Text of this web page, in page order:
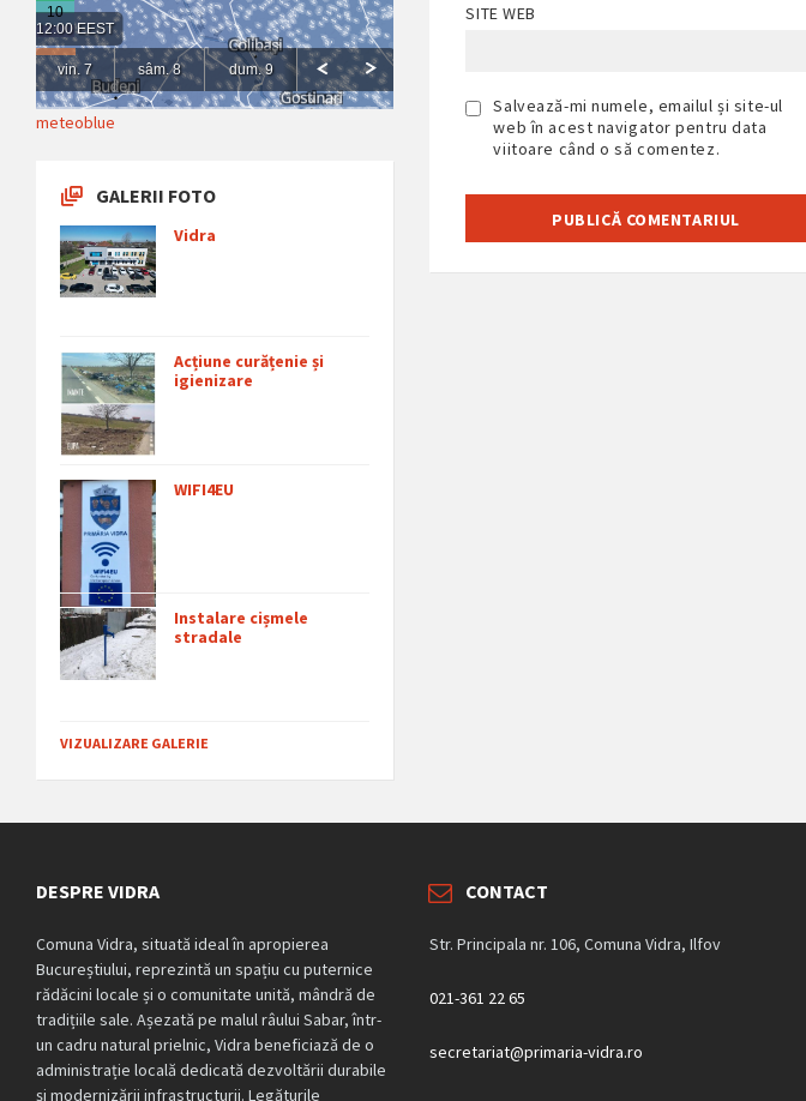
SITE WEB
Salvează-mi numele, emailul și site-ul
web în acest navigator pentru data
viitoare când o să comentez.
meteoblue
GALERII FOTO
Vidra
Acțiune curățenie și
igienizare
WIFI4EU
Instalare cișmele
stradale
VIZUALIZARE GALERIE
DESPRE VIDRA
Comuna Vidra, situată ideal în apropierea
Bucureștiului, reprezintă un spațiu cu puternice
rădăcini locale și o comunitate unită, mândră de
tradițiile sale. Așezată pe malul râului Sabar, într-
un cadru natural prielnic, Vidra beneficiază de o
administrație locală dedicată dezvoltării durabile
și modernizării infrastructurii. Legăturile
CONTACT
Str. Principala nr. 106, Comuna Vidra, Ilfov
021-361 22 65
secretariat@primaria-vidra.ro